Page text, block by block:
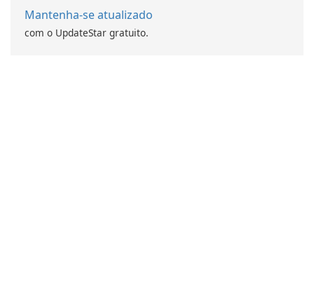
Mantenha-se atualizado
com o UpdateStar gratuito.